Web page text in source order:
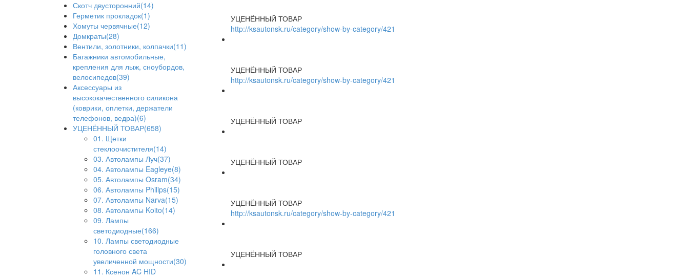
Скотч двусторонний(14)
Герметик прокладок(1)
Хомуты червячные(12)
Домкраты(28)
Вентили, золотники, колпачки(11)
Багажники автомобильные,
крепления для лыж, сноубордов,
велосипедов(39)
Аксессуары из
высококачественного силикона
(коврики, оплетки, держатели
телефонов, ведра)(6)
УЦЕНЁННЫЙ ТОВАР(658)
01. Щетки
стеклоочистителя(14)
03. Автолампы Луч(37)
04. Автолампы Eagleye(8)
05. Автолампы Osram(34)
06. Автолампы Philips(15)
07. Автолампы Narva(15)
08. Автолампы Koito(14)
09. Лампы
светодиодные(166)
10. Лампы светодиодные
головного света
увеличенной мощности(30)
11. Ксенон AC HID
УЦЕНЁННЫЙ ТОВАР
http://ksautonsk.ru/category/show-by-category/421
УЦЕНЁННЫЙ ТОВАР
http://ksautonsk.ru/category/show-by-category/421
УЦЕНЁННЫЙ ТОВАР
УЦЕНЁННЫЙ ТОВАР
УЦЕНЁННЫЙ ТОВАР
http://ksautonsk.ru/category/show-by-category/421
УЦЕНЁННЫЙ ТОВАР